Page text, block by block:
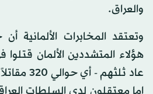
والعراق.
هؤلاء المتشددين الألمان
عاد ثلثهم